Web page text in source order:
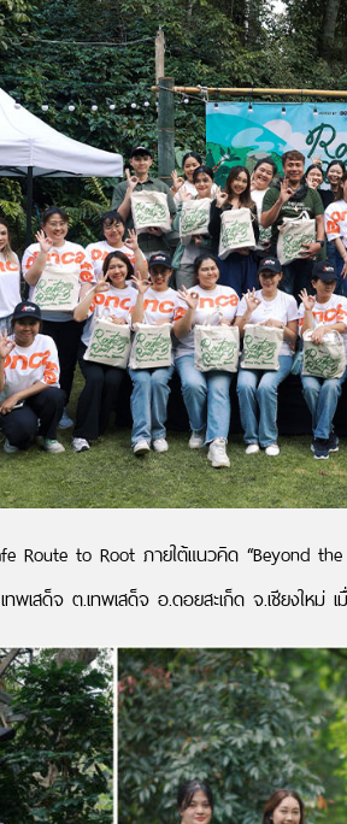
Route to Root ภายใต้แนวคิด “Beyond
เสด็จ ต.เทพเสด็จ อ.ดอยสะเก็ด จ.เชียงให